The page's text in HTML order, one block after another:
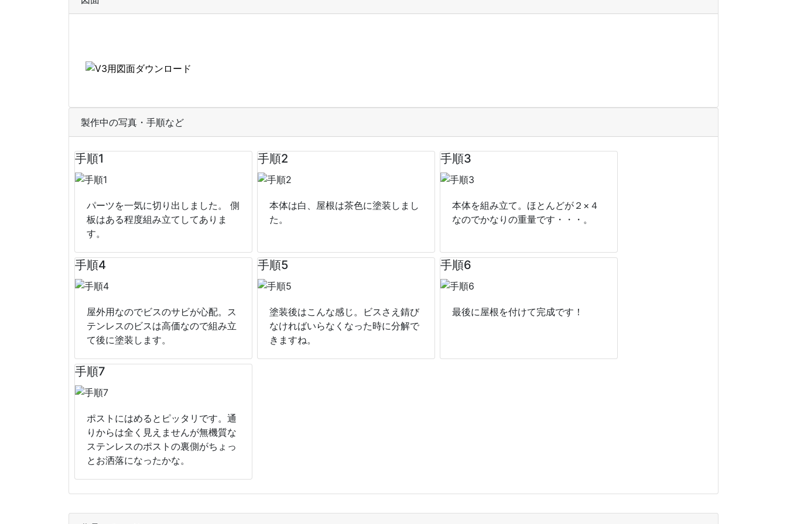
製作中の写真・手順など
手順1
パーツを一気に切り出しました。 側
板はある程度組み立てしてありま
す。
手順2
本体は白、屋根は茶色に塗装しまし
た。
手順3
本体を組み立て。ほとんどが２×４
なのでかなりの重量です・・・。
手順4
屋外用なのでビスのサビが心配。ス
テンレスのビスは高価なので組み立
て後に塗装します。
手順5
塗装後はこんな感じ。ビスさえ錆び
なければいらなくなった時に分解で
きますね。
手順6
最後に屋根を付けて完成です！
手順7
ポストにはめるとピッタリです。通
りからは全く見えませんが無機質な
ステンレスのポストの裏側がちょっ
とお洒落になったかな。